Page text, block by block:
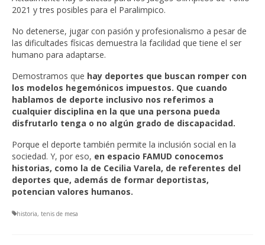
2021 y tres posibles para el Paralimpico.
No detenerse, jugar con pasión y profesionalismo a pesar de
las dificultades físicas demuestra la facilidad que tiene el ser
humano para adaptarse.
Demostramos que hay deportes que buscan romper con
los modelos hegemónicos impuestos. Que cuando
hablamos de deporte inclusivo nos referimos a
cualquier disciplina en la que una persona pueda
disfrutarlo tenga o no algún grado de discapacidad.
Porque el deporte también permite la inclusión social en la
sociedad. Y, por eso, en espacio FAMUD conocemos
historias, como la de Cecilia Varela, de referentes del
deportes que, además de formar deportistas,
potencian valores humanos.
historia, tenis de mesa